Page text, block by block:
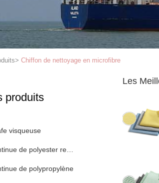
> Chiffon de nettoyage en microfibre
produits
visqueuse
de polyester recyclé
de polypropylène
Les